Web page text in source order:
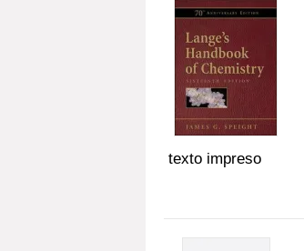
texto impreso